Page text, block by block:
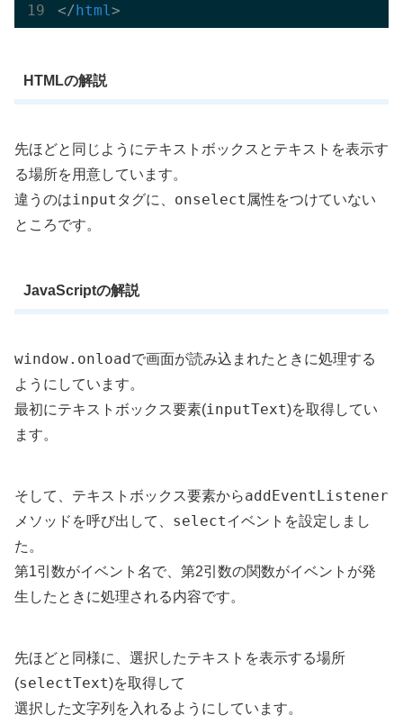
</ html>
HTMLの解説
先ほどと同じようにテキストボックスとテキストを表示す
る場所を用意しています。
違うのはinput タグに、 onselect 属性をつけていない
ところです。
JavaScriptの解説
window.onloadで画面が読み込まれたときに処理する
ようにしています。
最初にテキストボックス要素(inputText)を取得してい
ます。
そして、テキストボックス要素からaddEventListener
メソッドを呼び出して、 selectイベントを設定しまし
た。
第1引数がイベント名で、第2引数の関数がイベントが発
生したときに処理される内容です。
先ほどと同様に、選択したテキストを表示する場所
(selectText)を取得して
選択した文字列を入れるようにしています。